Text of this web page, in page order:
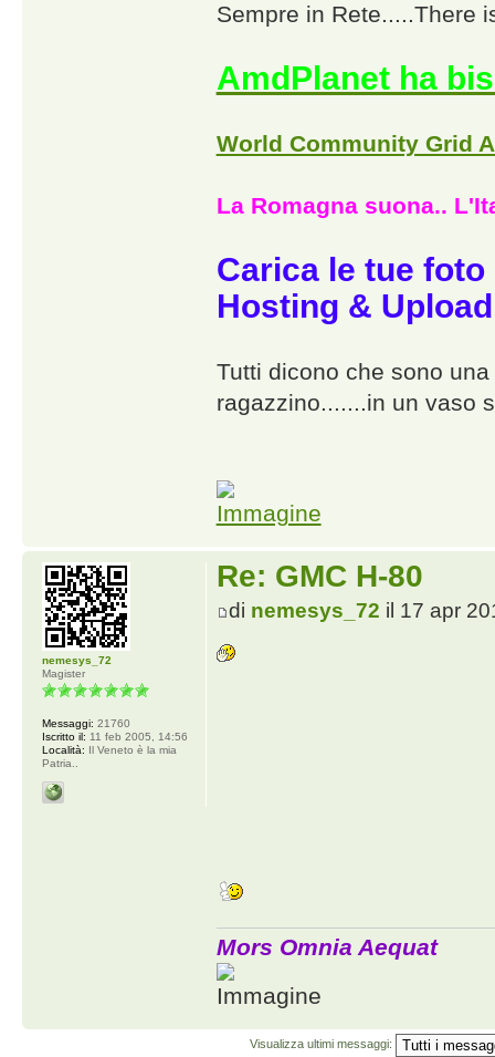
Sempre in Rete.....There
AmdPlanet ha
World Community Grid
La Romagna suona..
Carica le tue
Hosting &
Tutti dicono che sono
ragazzino.......in un vaso
Re: GMC H-80
di nemesys_72 il 17 apr
Mors Omnia Aequat
nemesys_72
Magister
Messaggi: 21760
Iscritto il: 11 feb 2005, 14:56
Località: Il Veneto è la mia
Patria..
Visualizza ultimi messaggi: